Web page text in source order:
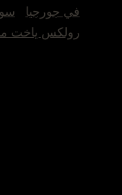
في جورجيا
رولكس ياخت